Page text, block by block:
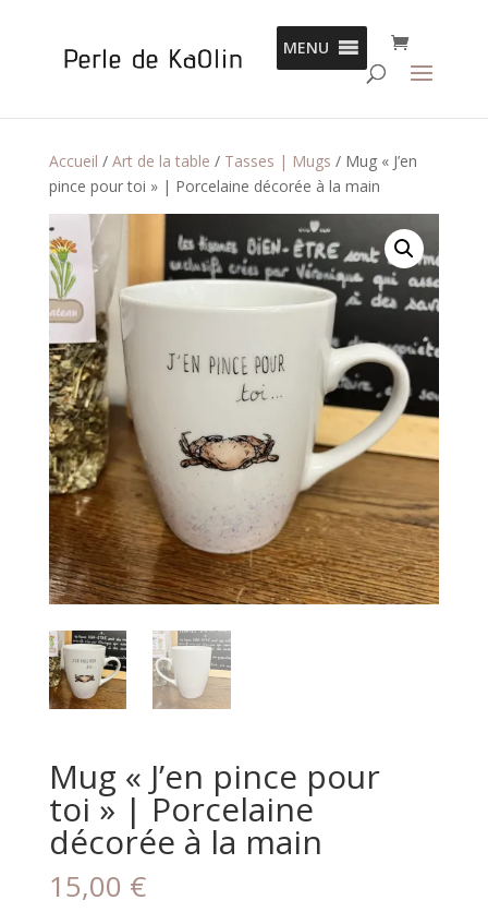
MENU
Accueil / Art de la table / Tasses | Mugs / Mug « J’en
pince pour toi » | Porcelaine décorée à la main
Mug « J’en pince pour
toi » | Porcelaine
décorée à la main
15,00 €